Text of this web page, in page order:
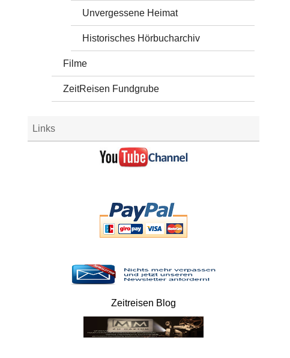
Unvergessene Heimat
Historisches Hörbucharchiv
Filme
ZeitReisen Fundgrube
Links
Zeitreisen Blog